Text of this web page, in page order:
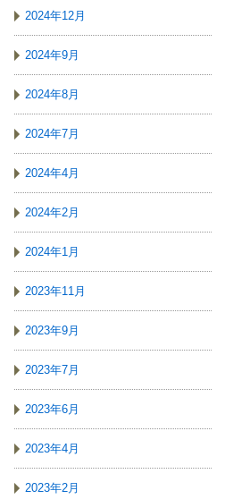
2024年12月
2024年9月
2024年8月
2024年7月
2024年4月
2024年2月
2024年1月
2023年11月
2023年9月
2023年7月
2023年6月
2023年4月
2023年2月